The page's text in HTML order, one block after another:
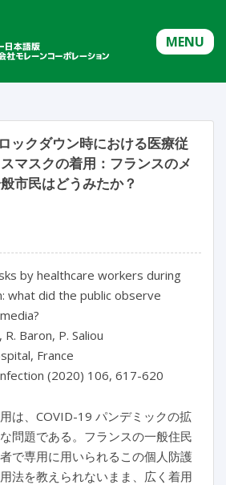
MENU
ックダウン時における医療従
マスクの着用：フランスのメ
市民はどうみたか？
by healthcare workers during
what did the public observe
R. Baron, P. Saliou
France
(2020) 106, 617-620
は、COVID-19 パンデミックの拡
問題である。フランスの一般住民
で専用に用いられるこの個人防護
法を教えられないまま、広く着用